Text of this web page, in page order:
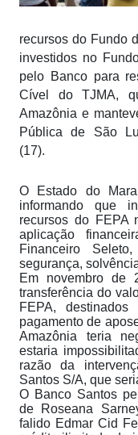
recursos do Fundo
investidos no
pelo Banco para
Cível do TJMA,
Amazônia e
Pública de São
(17).
O Estado do
informando que
recursos do FEPA
aplicação
Financeiro
segurança,
Em novembro de
transferência do
FEPA,
pagamento de
Amazônia teria
estaria
razão da
Santos S/A, que
O Banco Santos
de Roseana
falido Edmar Cid